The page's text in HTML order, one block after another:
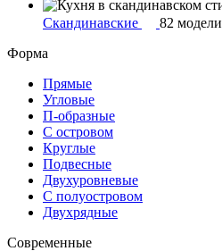
Скандинавские
82 модели
Форма
Прямые
Угловые
П-образные
С островом
Круглые
Подвесные
Двухуровневые
С полуостровом
Двухрядные
Современные